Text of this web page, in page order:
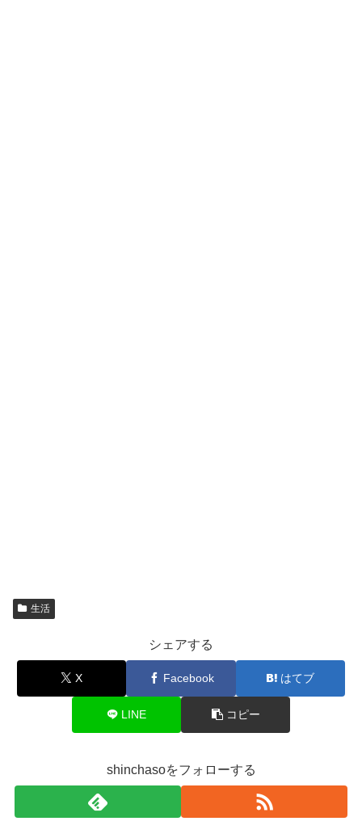
生活
シェアする
X Facebook はてブ
LINE コピー
shinchasoをフォローする